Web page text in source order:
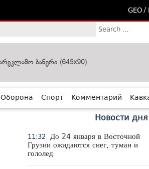
GEO /
Оборона Спорт Комментарий
Новости дня
11:32
До 24 января в Восточной
Грузии ожидаются снег, туман и
гололед